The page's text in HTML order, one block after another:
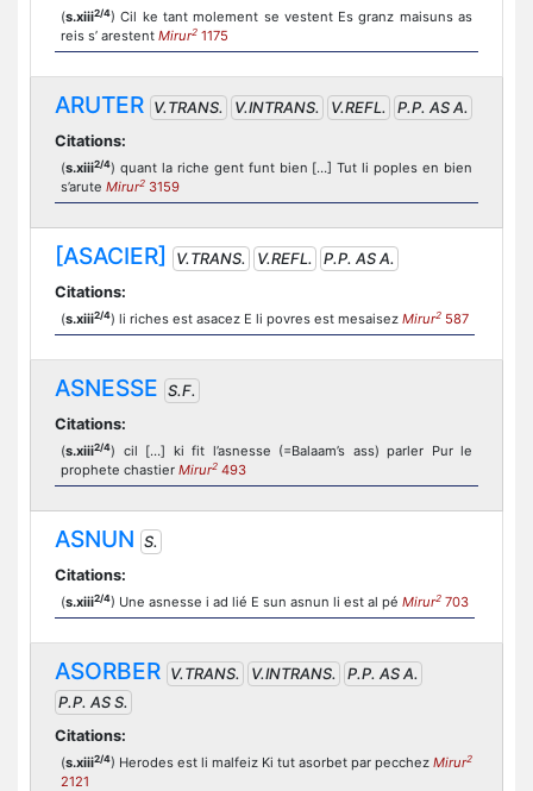
(s.xiii2/4) Cil ke tant molement se vestent Es granz maisuns as
reis s’ arestent Mirur2 1175
ARUTER V.TRANS. V.INTRANS. V.REFL.
P.P. AS A.
Citations:
(s.xiii2/4) quant la riche gent funt bien […] Tut li poples en bien
s’arute Mirur2 3159
[ASACIER] V.TRANS. V.REFL.
P.P. AS A.
Citations:
(s.xiii2/4) li riches est asacez E li povres est mesaisez Mirur2 587
ASNESSE S.F.
Citations:
(s.xiii2/4) cil […] ki fit l’asnesse (=Balaam’s ass) parler Pur le
prophete chastier Mirur2 493
ASNUN S.
Citations:
(s.xiii2/4) Une asnesse i ad lié E sun asnun li est al pé Mirur2 703
ASORBER V.TRANS. V.INTRANS.
P.P. AS A.
P.P. AS S.
Citations:
(s.xiii2/4) Herodes est li malfeiz Ki tut asorbet par pecchez Mirur2
2121